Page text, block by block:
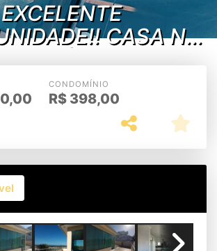
EXCELENTE
CASA NO
DOS
- CABO FRIO/RJ
CONDOMÍNIO
R$ 398,00